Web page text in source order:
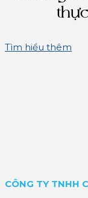
Tìm hiểu thêm
CÔNG TY TNHH